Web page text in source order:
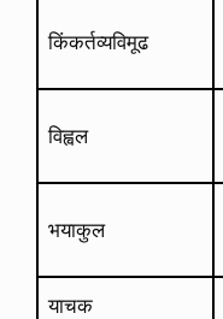
किंकर्तव्यविमूढ
विह्वल
भयाकुल
याचक